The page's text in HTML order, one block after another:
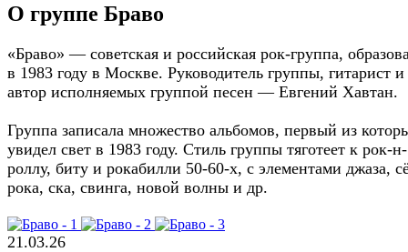
О группе Браво
«Браво» — советская и российская рок-группа,
в 1983 году в Москве. Руководитель группы, гитарист и
автор исполняемых группой песен — Евгений Хавтан.
Группа записала множество альбомов, первый из
увидел свет в 1983 году. Стиль группы тяготеет к рок-н-
роллу, биту и рокабилли 50-60-х, с элементами джаза,
рока, ска, свингa, новой волны и др.
21.03.26